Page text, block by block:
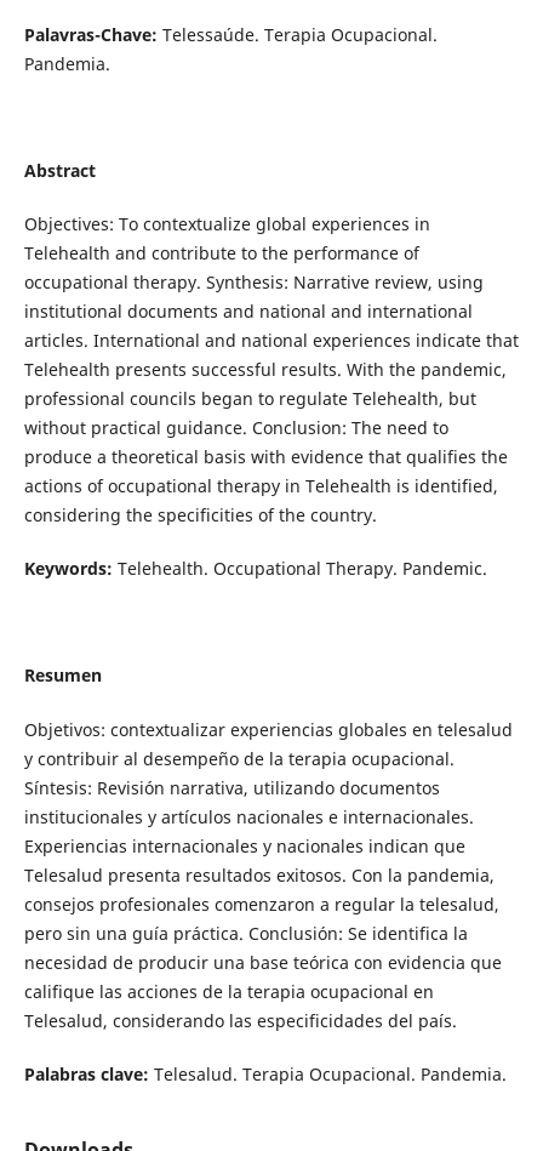
Palavras-Chave: Telessaúde. Terapia Ocupacional.
Pandemia.
Abstract
Objectives: To contextualize global experiences in
Telehealth and contribute to the performance of
occupational therapy. Synthesis: Narrative review, using
institutional documents and national and international
articles. International and national experiences indicate that
Telehealth presents successful results. With the pandemic,
professional councils began to regulate Telehealth, but
without practical guidance. Conclusion: The need to
produce a theoretical basis with evidence that qualifies the
actions of occupational therapy in Telehealth is identified,
considering the specificities of the country.
Keywords: Telehealth. Occupational Therapy. Pandemic.
Resumen
Objetivos: contextualizar experiencias globales en telesalud
y contribuir al desempeño de la terapia ocupacional.
Síntesis: Revisión narrativa, utilizando documentos
institucionales y artículos nacionales e internacionales.
Experiencias internacionales y nacionales indican que
Telesalud presenta resultados exitosos. Con la pandemia,
consejos profesionales comenzaron a regular la telesalud,
pero sin una guía práctica. Conclusión: Se identifica la
necesidad de producir una base teórica con evidencia que
califique las acciones de la terapia ocupacional en
Telesalud, considerando las especificidades del país.
Palabras clave: Telesalud. Terapia Ocupacional. Pandemia.